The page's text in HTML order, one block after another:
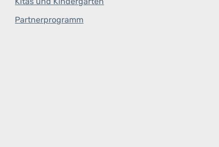
Partnerprogramm